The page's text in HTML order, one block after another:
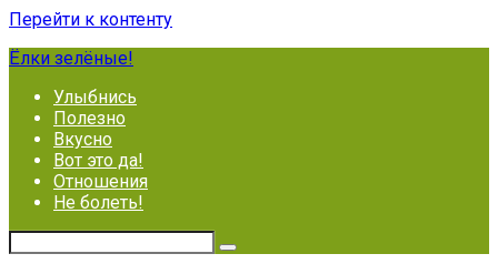
Перейти к контенту
Ёлки зелёные!
Улыбнись
Полезно
Вкусно
Вот это да!
Отношения
Не болеть!